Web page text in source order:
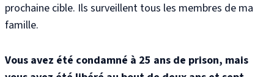
prochaine cible. Ils surveillent tous les membres de ma
famille.
Vous avez été condamné à 25 ans de prison, mais